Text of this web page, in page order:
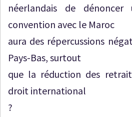
néerlandais de dénoncer
convention avec le Maroc
aura des répercussions
Pays-Bas, surtout
que la réduction des
droit international
?